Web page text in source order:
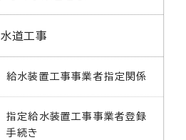
水道工事
給水装置工事事業者指定関係
指定給水装置工事事業者登録
手続き